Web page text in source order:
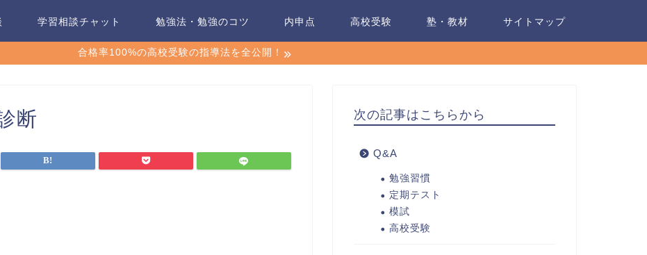
学習相談チャット 勉強法・勉強のコツ 内申点 高校受験 塾・教材 サイトマップ
合格率100%の高校受験の指導法を全公開！
断 次の記事はこちらから
Q&A
勉強習慣
定期テスト
模試
高校受験